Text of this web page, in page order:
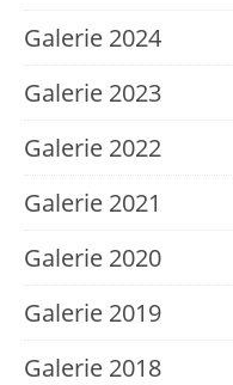
Galerie 2024
Galerie 2023
Galerie 2022
Galerie 2021
Galerie 2020
Galerie 2019
Galerie 2018